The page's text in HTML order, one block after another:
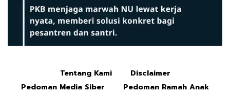
Tentang Kami
Disclaimer
Pedoman Media Siber
Pedoman Ramah Anak